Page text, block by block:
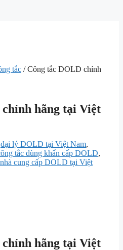
tắc / Công tắc DOLD chính
hãng tại Việt
đại lý DOLD tại Việt Nam,
tắc dùng khẩn cấp DOLD,
nhà cung cấp DOLD tại Việt
hãng tại Việt